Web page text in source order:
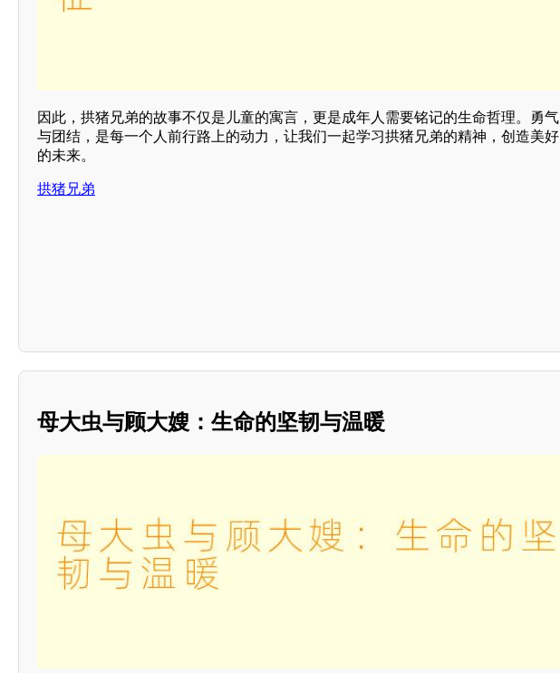
因此，拱猪兄弟的故事不仅是儿童的寓言，更是成年人需要铭记的生命哲理。勇气
与团结，是每一个人前行路上的动力，让我们一起学习拱猪兄弟的精神，创造美好
的未来。
拱猪兄弟
母大虫与顾大嫂：生命的坚韧与温暖